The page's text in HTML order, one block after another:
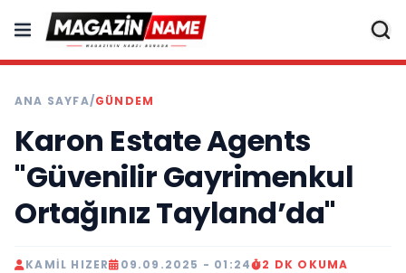
ANA SAYFA/GÜNDEM
Karon Estate Agents
"Güvenilir Gayrimenkul
Ortağınız Tayland’da"
KAMIL HIZER 09.09.2025 - 01:24 2 DK OKUMA